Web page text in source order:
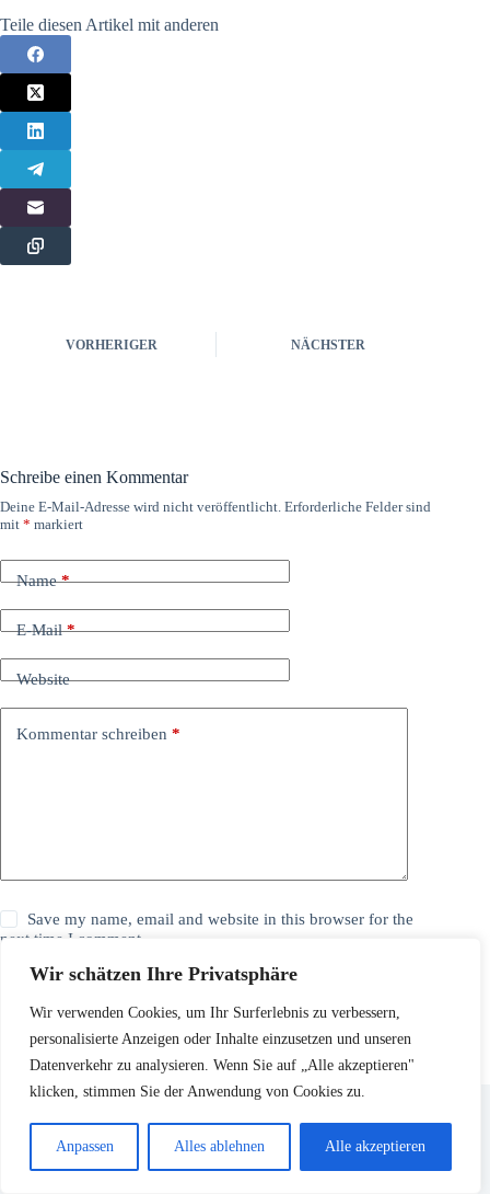
Wir schätzen Ihre Privatsphäre
Wir verwenden Cookies, um Ihr Surferlebnis zu verbessern,
personalisierte Anzeigen oder Inhalte einzusetzen und unseren
Datenverkehr zu analysieren. Wenn Sie auf „Alle akzeptieren"
klicken, stimmen Sie der Anwendung von Cookies zu.
Anpassen Alles ablehnen Alle akzeptieren
Teile diesen Artikel mit anderen
VORHERIGER NÄCHSTER
Schreibe einen Kommentar
Deine E-Mail-Adresse wird nicht veröffentlicht. Erforderliche Felder sind
mit * markiert
Name*
E-Mail*
Website
Kommentar schreiben *
Save my name, email and website in this browser for the
next time I comment.
Ähnliche Beiträge